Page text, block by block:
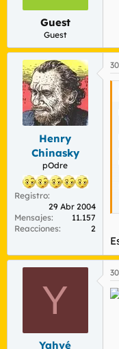
Guest
Guest
Henry
Chinasky
pOdre
Registro
29 Abr 2004
Mensajes
11.157
Reacciones
2
Y
Yahvé